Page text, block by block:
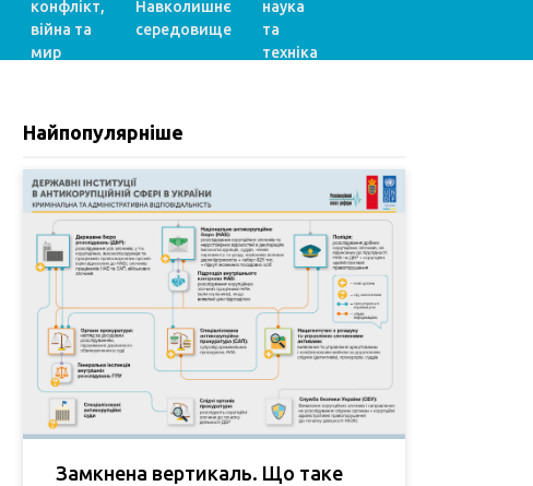
конфлікт,
війна та
мир
Навколишнє
середовище
наука
та
техніка
Найпопулярніше
Замкнена вертикаль. Що таке